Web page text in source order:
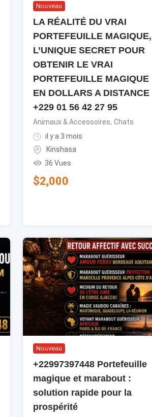
Nouveau
LA RÉALITÉ DU VRAI
PORTEFEUILLE MAGIQUE,
L’UNIQUE SECRET POUR
OBTENIR LE VRAI
PORTEFEUILLE MAGIQUE
EN DOLLARS A DISTANCE
+229 01 56 42 27 95
Animaux & Accessoires, Chats
il y a 3 mois
Kinshasa
36 Vues
$2,000
Nouveau
+22997397448 Portefeuille
magique et marabout :
solution rapide pour la
prospérité